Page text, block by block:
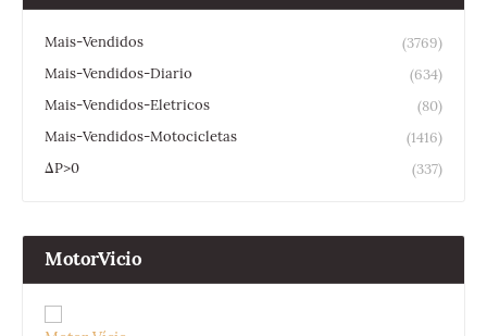
Mais-Vendidos
(3769)
Mais-Vendidos-Diario
(634)
Mais-Vendidos-Eletricos
(80)
Mais-Vendidos-Motocicletas
(1416)
ΔP>0
(337)
MotorVicio